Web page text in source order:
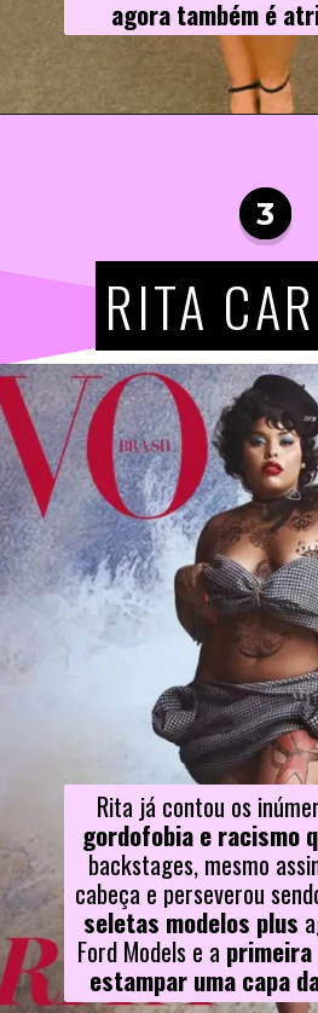
agora também é
RITA
RITA
3
Rita já contou os
gordofobia e racismo
backstages, mesmo
seletas modelos plus
Ford Models e a primeira
estampar uma capa